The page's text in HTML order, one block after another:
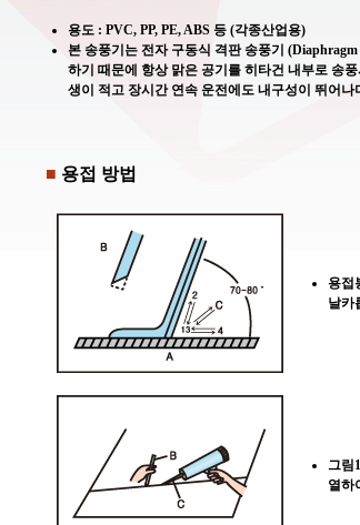
용도 : PVC, PP, PE, ABS 등 (각종산업용)
본 송풍기는 전자 구동식 격판 송풍기
하기 때문에 항상 맑은 공기를 히타건 내부로 송
생이 적고 장시간 연속 운전에도 내구성이 뛰어
■ 용접 방법
용접
날카
그림
열하